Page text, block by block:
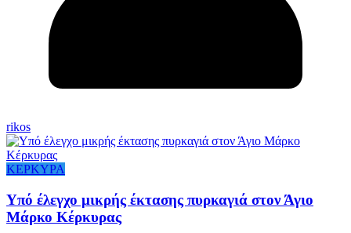
rikos
ΚΕΡΚΥΡΑ
Υπό έλεγχο μικρής έκτασης πυρκαγιά στον Άγιο
Μάρκο Κέρκυρας